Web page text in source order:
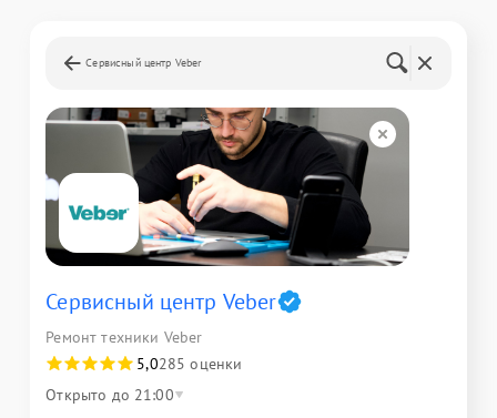
Сервисный центр Veber
Сервисный центр Veber
Ремонт техники Veber
5,0285 оценки
Открыто до 21:00